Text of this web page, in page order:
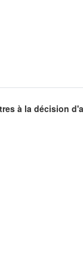
à la décision